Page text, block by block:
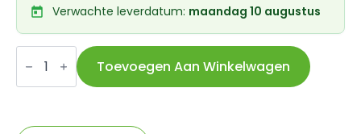
Verwachte leverdatum: maandag 10 augustus
IceToolz
schroevendraaier
kruiskop
PH2
Toevoegen Aan Winkelwagen